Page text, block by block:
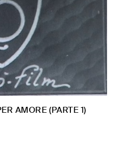
AMORE (PARTE 1)